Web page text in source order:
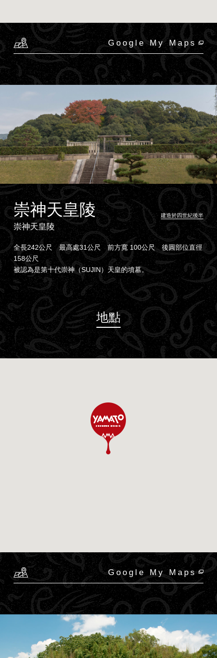
Google My Maps
崇神天皇陵 建造於四世紀後半
崇神天皇陵
全長242公尺 最高處31公尺 前方寬 100公尺 後圓部位直徑
158公尺
被認為是第十代崇神（SUJIN）天皇的墳墓。
地點
Google My Maps